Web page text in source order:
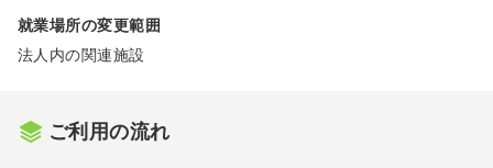
就業場所の変更範囲
法人内の関連施設
ご利用の流れ